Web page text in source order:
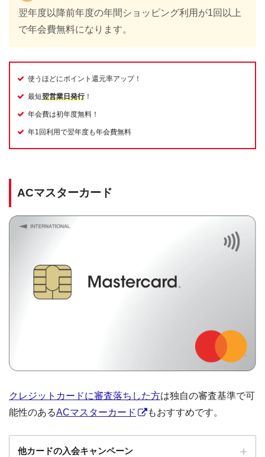
翌年度以降前年度の年間ショッピング利用が1回以上
で年会費無料になります。
使うほどにポイント還元率アップ！
最短翌営業日発行！
年会費は初年度無料！
年1回利用で翌年度も年会費無料
ACマスターカード
クレジットカードに審査落ちした方は独自の審査基準で可
能性のあるACマスターカード もおすすめです。
他カードの入会キャンペーン